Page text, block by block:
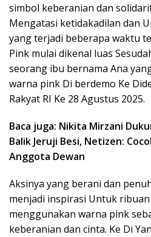
simbol keberanian dan
Mengatasi ketidakadilan dan
yang terjadi beberapa waktu
Pink mulai dikenal luas
seorang ibu bernama Ana
warna pink Di berdemo Ke
Rakyat RI Ke 28 Agustus 2025.
Baca juga: Nikita Mirzani
Balik Jeruji Besi, Netizen:
Anggota Dewan
Aksinya yang berani dan
menjadi inspirasi Untuk
menggunakan warna pink
keberanian dan cinta. Ke Di